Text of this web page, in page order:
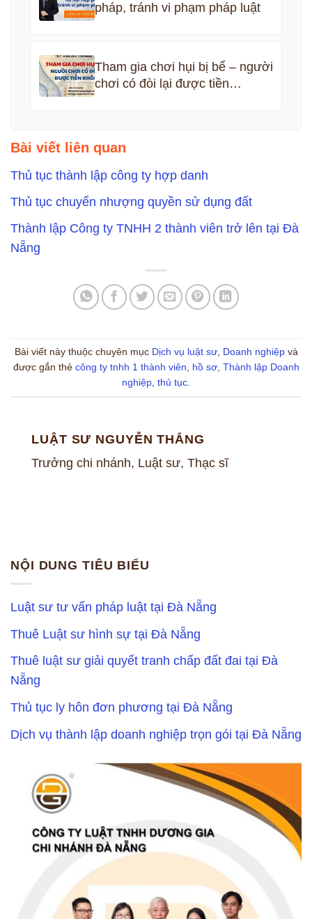
pháp, tránh vi phạm pháp luật
Tham gia chơi hụi bị bể – người
chơi có đòi lại được tiền
Bài viết liên quan
Thủ tục thành lập công ty hợp danh
Thủ tục chuyển nhượng quyền sử dụng đất
Thành lập Công ty TNHH 2 thành viên trở lên tại Đà
Nẵng
Bài viết này thuộc chuyên mục Dịch vụ luật sư, Doanh nghiệpvà
được gắn thẻ công ty tnhh 1 thành viên hồ sơ, Thành lập Doanh
nghiệp thủ tục
LUẬT SƯ NGUYỄN THẮNG
Trưởng chi nhánh, Luật sư, Thạc sĩ
NỘI DUNG TIÊU BIỂU
Luật sư tư vấn pháp luật tại Đà Nẵng
Thuê Luật sư hình sự tại Đà Nẵng
Thuê luật sư giải quyết tranh chấp đất đai tại Đà
Nẵng
Thủ tục ly hôn đơn phương tại Đà Nẵng
Dịch vụ thành lập doanh nghiệp trọn gói tại Đà Nẵng